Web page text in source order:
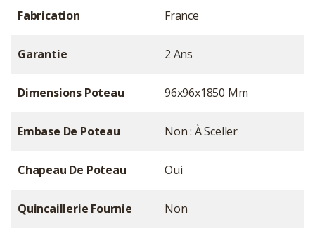
Fabrication France
Garantie 2 Ans
Dimensions Poteau 96x96x1850 Mm
Embase De Poteau Non : À Sceller
Chapeau De Poteau Oui
Quincaillerie Fournie Non